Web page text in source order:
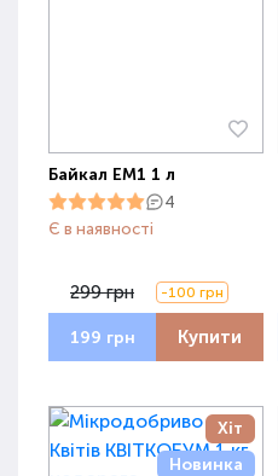
Байкал ЕМ1 1 л
4
Є в наявності
299 грн -100 грн
199 грн Купити
Хіт
Новинка